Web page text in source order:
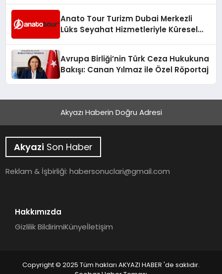
Anato Tour Turizm Dubai Merkezli
Lüks Seyahat Hizmetleriyle Küresel
Avrupa Birliği’nin Türk Ceza Hukukuna
Bakışı: Canan Yılmaz ile Özel Röportaj
Akyazı Haberin Doğru Adresi
Akyazi Son Haber
Reklam & İşbirliği:habersonuclari@gmail.com
Hakkımızda
Gizlilik BildirimiKünyeİletişim
Copyright © 2025 Tüm hakları AKYAZI HABER 'de saklıdır.